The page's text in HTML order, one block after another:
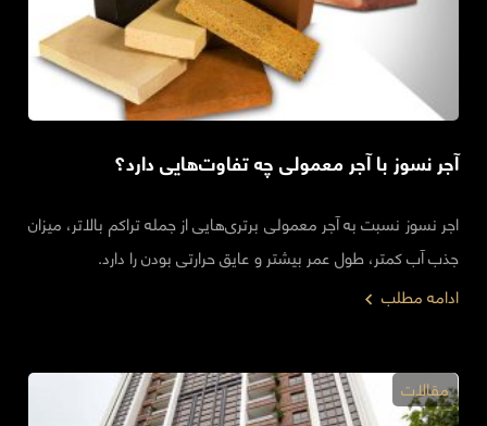
آجر نسوز با آجر معمولی چه تفاوت‌هایی دارد؟
اجر نسوز نسبت به آجر معمولی برتری‌هایی از جمله تراکم بالاتر، میزان
جذب آب کمتر، طول عمر بیشتر و عایق حرارتی بودن را دارد.
ادامه مطلب
مقالات